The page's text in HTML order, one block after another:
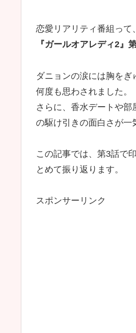
恋愛リアリティ番組って
『ガールオアレディ2』
ダニョンの涙には胸を
何度も思わされました。
さらに、香水デートや部
の駆け引きの面白さが一
この記事では、第3話で
とめて振り返ります。
スポンサーリンク